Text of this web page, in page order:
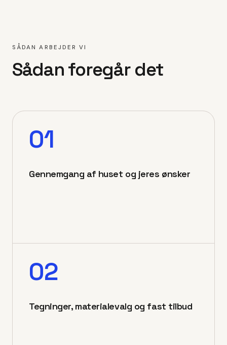
SÅDAN ARBEJDER VI
Sådan foregår det
01
Gennemgang af huset og jeres ønsker
02
Tegninger, materialevalg og fast tilbud